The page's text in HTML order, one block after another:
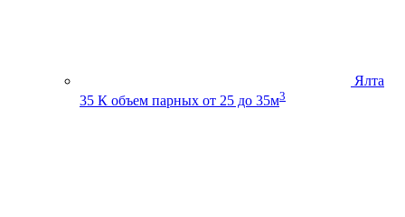
Ялта
35 К объем парных от 25 до 35м3